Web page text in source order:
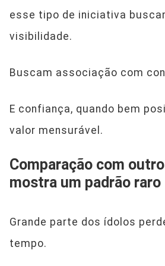
esse tipo de iniciativa
visibilidade.
Buscam associação com
E confiança, quando bem
valor mensurável.
Comparação com
mostra um padrão raro
Grande parte dos ídolos
tempo.